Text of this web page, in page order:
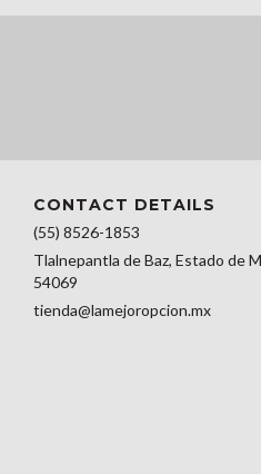
CONTACT DETAILS
(55) 8526-1853
Tlalnepantla de Baz, Estado de
54069
tienda@lamejoropcion.mx